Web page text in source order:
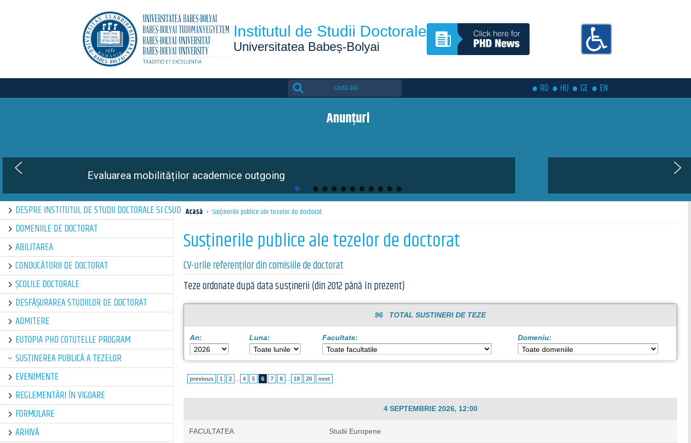
Institutul de Studii Doctorale
Universitatea Babeș-Bolyai
Search
for:
RO HU GE EN
Anunțuri
The 4th edition of the Eutopia Doctoral Summer School is coming soon
DESPRE INSTITUTUL DE STUDII DOCTORALE SI CSUD
DOMENIILE DE DOCTORAT
ABILITAREA
CONDUCĂTORII DE DOCTORAT
ȘCOLILE DOCTORALE
DESFĂȘURAREA STUDIILOR DE DOCTORAT
ADMITERE
EUTOPIA PHD COTUTELLE PROGRAM
SUSȚINEREA PUBLICĂ A TEZELOR
EVENIMENTE
REGLEMENTĂRI ÎN VIGOARE
FORMULARE
ARHIVĂ
Acasă › Susţinerile publice ale tezelor de doctorat
Susţinerile publice ale tezelor de doctorat
CV-urile referenților din comisiile de doctorat
Teze ordonate după data susținerii (din 2012 până în prezent)
96 TOTAL SUSTINERI DE TEZE
An: Luna: Facultate: Domeniu:
previous 1 2 4 5 6 7 8 19 20 next
4 SEPTEMBRIE 2026, 12:00
FACULTATEA Studii Europene